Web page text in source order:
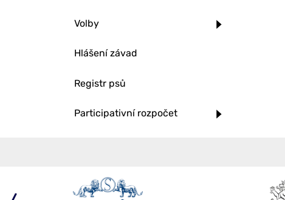
Volby
Hlášení závad
Registr psů
Participativní rozpočet